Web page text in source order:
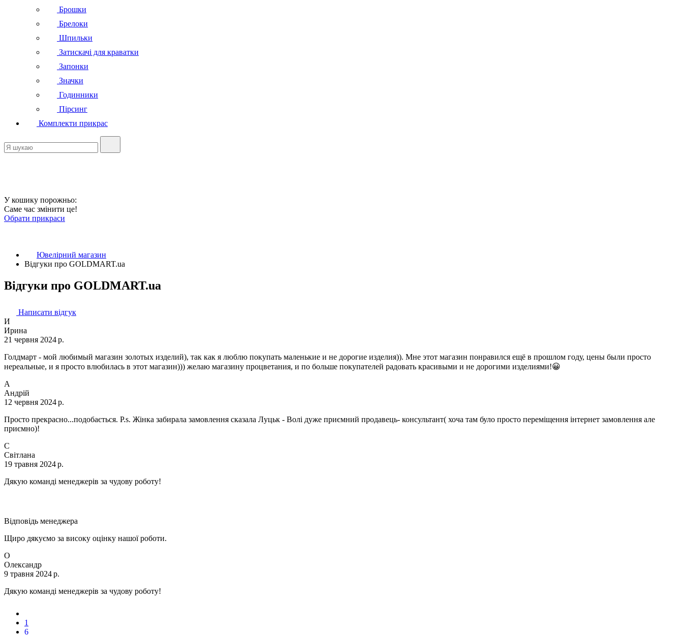
Брошки
Брелоки
Шпильки
Затискачі для краватки
Запонки
Значки
Годинники
Пірсинг
Комплекти прикрас
У кошику порожньо:
Саме час змінити це!
Обрати прикраси
Ювелірний магазин
Відгуки про GOLDMART.ua
Відгуки про GOLDMART.ua
Написати відгук
И
Ирина
21 червня 2024 р.
Голдмарт - мой любимый магазин золотых изделий), так как я люблю покупать маленькие и не дорогие изделия)). Мне этот магазин понравился ещё в прошлом году, цены были просто
нереальные, и я просто влюбилась в этот магазин))) желаю магазину процветания, и по больше покупателей радовать красивыми и не дорогими изделиями!😀
А
Андрій
12 червня 2024 р.
Просто прекрасно...подобається. P.s. Жінка забирала замовлення сказала Луцьк - Волі дуже приємний продавець- консультант( хоча там було просто переміщення інтернет замовлення але
приємно)!
С
Світлана
19 травня 2024 р.
Дякую команді менеджерів за чудову роботу!
Відповідь менеджера
Щиро дякуємо за високу оцінку нашої роботи.
О
Олександр
9 травня 2024 р.
Дякую команді менеджерів за чудову роботу!
1
6